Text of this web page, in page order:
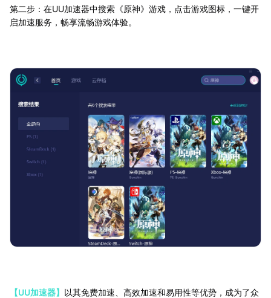
第二步：在UU加速器中搜索《原神》游戏，点击游戏图标，一键开
启加速服务，畅享流畅游戏体验。
【UU加速器】 以其免费加速、高效加速和易用性等优势，成为了众